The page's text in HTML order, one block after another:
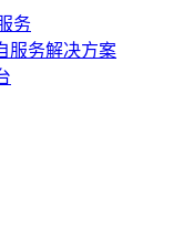
务
服务解决方案